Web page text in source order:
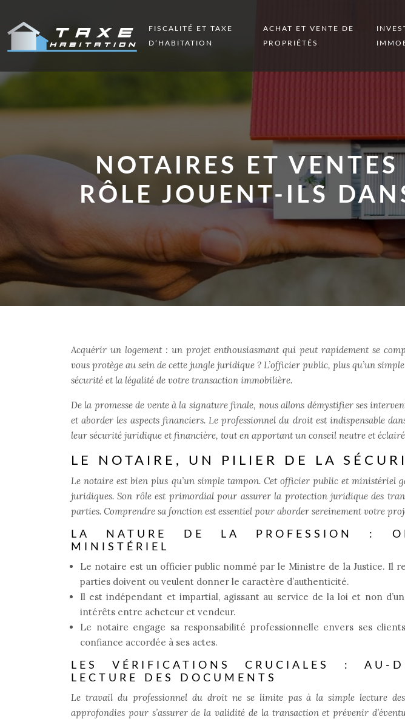
FISCALITÉ ET TAXE
D’HABITATION
ACHAT ET VENTE DE
PROPRIÉTÉS
NOTAIRES ET
RÔLE JOUENT-ILS
Acquérir un logement : un projet enthousiasmant qui peut rapidement se
vous protège au sein de cette jungle juridique ? L’officier public, plus qu’un
sécurité et la légalité de votre transaction immobilière.
De la promesse de vente à la signature finale, nous allons démystifier ses
et aborder les aspects financiers. Le professionnel du droit est indispensable
leur sécurité juridique et financière, tout en apportant un conseil neutre et
LE NOTAIRE, UN PILIER DE LA
Le notaire est bien plus qu’un simple tampon. Cet officier public et ministériel
juridiques. Son rôle est primordial pour assurer la protection juridique des
parties. Comprendre sa fonction est essentiel pour aborder sereinement votre
LA NATURE DE LA PROFESSION :
MINISTÉRIEL
Le notaire est un officier public nommé par le Ministre de la Justice. Il
parties doivent ou veulent donner le caractère d’authenticité.
Il est indépendant et impartial, agissant au service de la loi et non
intérêts entre acheteur et vendeur.
Le notaire engage sa responsabilité professionnelle envers ses
confiance accordée à ses actes.
LES VÉRIFICATIONS CRUCIALES : AU-
LECTURE DES DOCUMENTS
Le travail du professionnel du droit ne se limite pas à la simple lecture
approfondies pour s’assurer de la validité de la transaction et prévenir